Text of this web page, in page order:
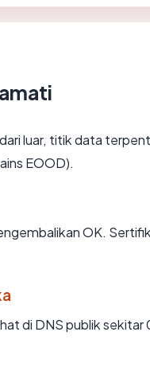
dari luar, titik data
EOOD).
OK.
di DNS publik